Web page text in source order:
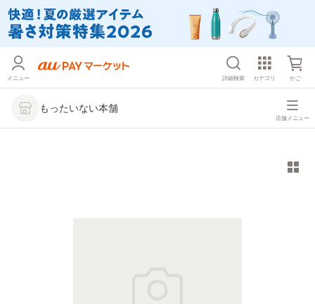
メニュー 詳細検索 カテゴリ かご
もったいない本舗
店舗メニュー